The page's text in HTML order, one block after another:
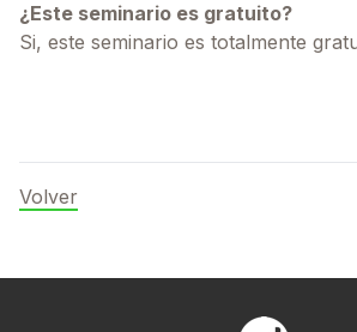
¿Este seminario es gratuito?
Si, este seminario es totalmente
Volver